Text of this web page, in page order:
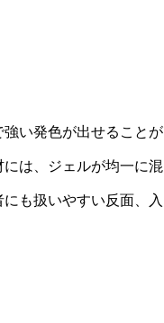
い発色が出せることが
は、ジェルが均一に混
も扱いやすい反面、入